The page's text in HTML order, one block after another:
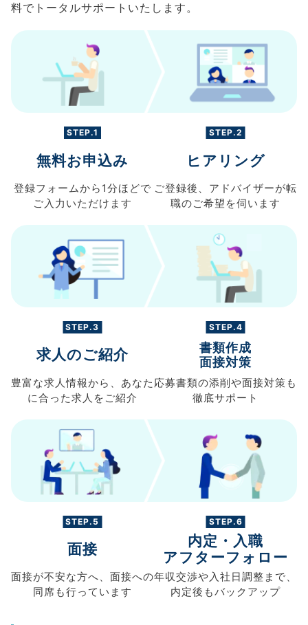
料でトータルサポートいたします。
STEP.1
無料お申込み
登録フォームから 1分ほどで
ご入力 いただけます
STEP.2
ヒアリング
ご登録後、 アドバイザーが転
職のご希望を伺います
STEP.3
求人のご紹介
豊富な求人情報から、 あなた
に合った求人を ご紹介
STEP.4
書類作成
面接対策
応募書類の添削や面接対策も
徹底サポート
STEP.5
面接
面接が不安な方へ、 面接への
同席も行っています
STEP.6
内定・入職
アフターフォロー
年収交渉や入社日調整まで、
内定後もバックアップ